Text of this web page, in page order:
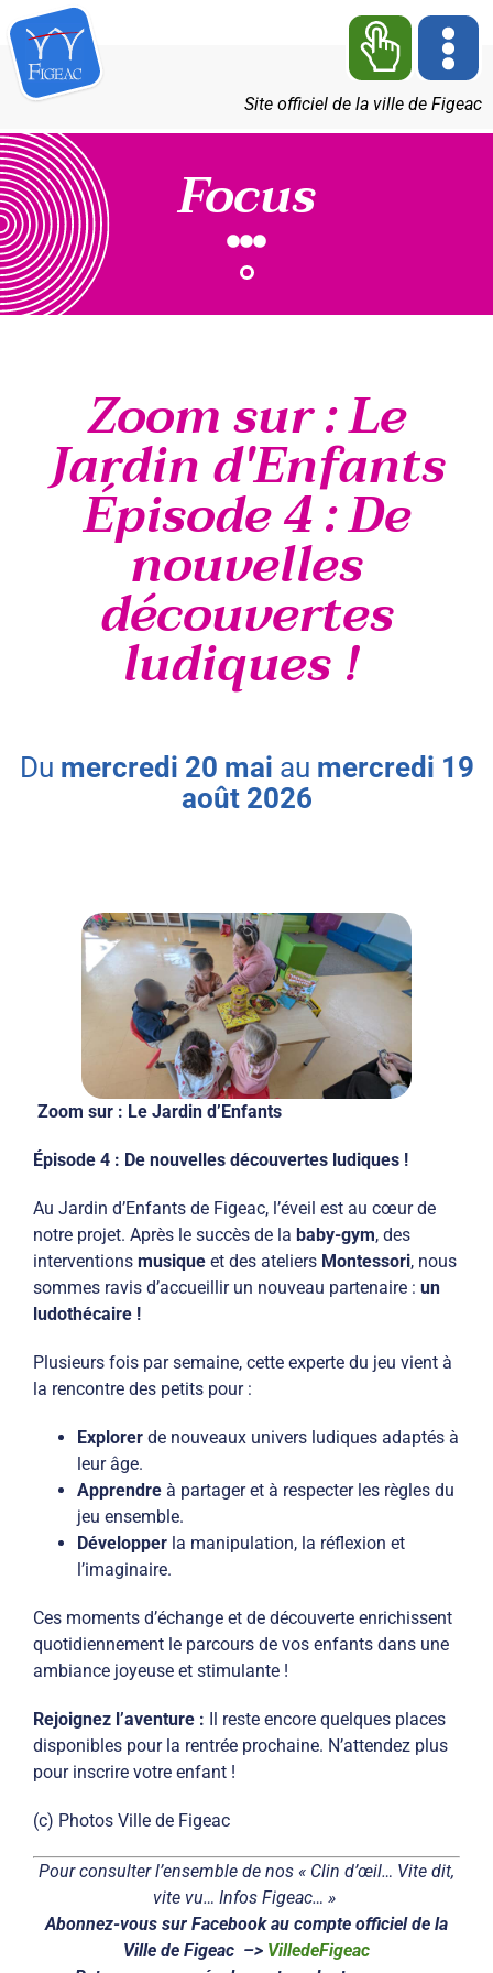
Site officiel de la ville de Figeac
Focus
Zoom sur : Le
Jardin d'Enfants
Épisode 4 : De
nouvelles
découvertes
ludiques !
du mercredi 20 mai au mercredi 19
août 2026
Zoom sur : Le Jardin d’Enfants
Épisode 4 : De nouvelles découvertes ludiques !
Au Jardin d’Enfants de Figeac, l’éveil est au cœur de
notre projet. Après le succès de la baby-gym, des
interventions musique et des ateliers Montessori, nous
sommes ravis d’accueillir un nouveau partenaire : un
ludothécaire !
Plusieurs fois par semaine, cette experte du jeu vient à
la rencontre des petits pour :
Explorer de nouveaux univers ludiques adaptés à
leur âge.
Apprendre à partager et à respecter les règles du
jeu ensemble.
Développer la manipulation, la réflexion et
l’imaginaire.
Ces moments d’échange et de découverte enrichissent
quotidiennement le parcours de vos enfants dans une
ambiance joyeuse et stimulante !
Rejoignez l’aventure : Il reste encore quelques places
disponibles pour la rentrée prochaine. N’attendez plus
pour inscrire votre enfant !
(c) Photos Ville de Figeac
Pour consulter l’ensemble de nos « Clin d’œil… Vite dit,
vite vu… Infos Figeac… »
Abonnez-vous sur Facebook au compte officiel de la
Ville de Figeac –> VilledeFigeac